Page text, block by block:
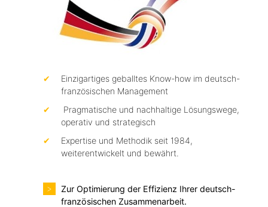
Einzigartiges geballtes Know-how im deutsch-
französischen Management
Pragmatische und nachhaltige Lösungswege,
operativ und strategisch
Expertise und Methodik seit 1984,
weiterentwickelt und bewährt.
Zur Optimierung der Effizienz Ihrer deutsch-
französischen Zusammenarbeit.